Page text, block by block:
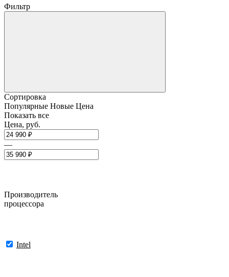
Фильтр
Сортировка
Популярные Новые Цена
Показать все
Цена, руб.
—
Производитель
процессора
Intel